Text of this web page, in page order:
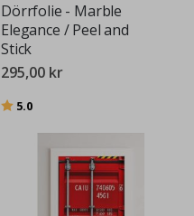
Dörrfolie - Marble
Elegance / Peel and
Stick
295,00 kr
Betyg:
5.0